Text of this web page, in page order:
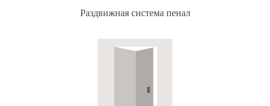
Раздвижная система пенал